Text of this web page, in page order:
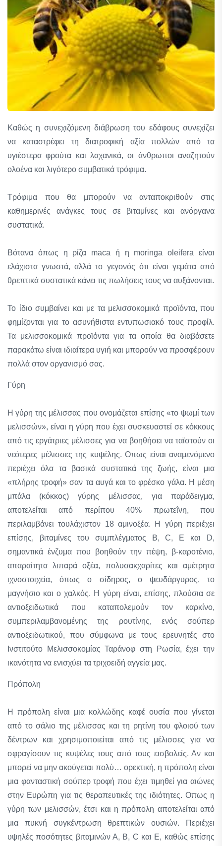
Καθώς η συνεχιζόμενη διάβρωση του εδάφους συνεχίζει
να καταστρέφει τη διατροφική αξία πολλών από τα
υγιέστερα φρούτα και λαχανικά, οι άνθρωποι αναζητούν
ολοένα και λιγότερο συμβατικά τρόφιμα.
Τρόφιμα που θα μπορούν να ανταποκριθούν στις
καθημερινές ανάγκες τους σε βιταμίνες και ανόργανα
συστατικά.
Βότανα όπως η ρίζα maca ή η moringa oleifera είναι
ελάχιστα γνωστά, αλλά το γεγονός ότι είναι γεμάτα από
θρεπτικά συστατικά κάνει τις πωλήσεις τους να αυξάνονται.
Το ίδιο συμβαίνει και με τα μελισσοκομικά προϊόντα, που
φημίζονται για το ασυνήθιστα εντυπωσιακό τους προφίλ.
Τα μελισσοκομικά προϊόντα για τα οποία θα διαβάσετε
παρακάτω είναι ιδιαίτερα υγιή και μπορούν να προσφέρουν
πολλά στον οργανισμό σας.
Γύρη
Η γύρη της μέλισσας που ονομάζεται επίσης «το ψωμί των
μελισσών», είναι η γύρη που έχει συσκευαστεί σε κόκκους
από τις εργάτριες μέλισσες για να βοηθήσει να ταϊστούν οι
νεότερες μέλισσες της κυψέλης. Οπως είναι αναμενόμενο
περιέχει όλα τα βασικά συστατικά της ζωής, είναι μια
«πλήρης τροφή» σαν τα αυγά και το φρέσκο γάλα. Η μέση
μπάλα (κόκκος) γύρης μέλισσας, για παράδειγμα,
αποτελείται από περίπου 40% πρωτεΐνη, που
περιλαμβάνει τουλάχιστον 18 αμινοξέα. Η γύρη περιέχει
επίσης, βιταμίνες του συμπλέγματος Β, C, E και D,
σημαντικά ένζυμα που βοηθούν την πέψη, β-καροτένιο,
απαραίτητα λιπαρά οξέα, πολυσακχαρίτες και αμέτρητα
ιχνοστοιχεία, όπως ο σίδηρος, ο ψευδάργυρος, το
μαγνήσιο και ο χαλκός. Η γύρη είναι, επίσης, πλούσια σε
αντιοξειδωτικά που καταπολεμούν τον καρκίνο,
συμπεριλαμβανομένης της ρουτίνης, ενός σούπερ
αντιοξειδωτικού, που σύμφωνα με τους ερευνητές στο
Ινστιτούτο Μελισσοκομίας Ταράνοφ στη Ρωσία, έχει την
ικανότητα να ενισχύει τα τριχοειδή αγγεία μας.
Πρόπολη
Η πρόπολη είναι μια κολλώδης καφέ ουσία που γίνεται
από το σάλιο της μέλισσας και τη ρητίνη του φλοιού των
δέντρων και χρησιμοποιείται από τις μέλισσες για να
σφραγίσουν τις κυψέλες τους από τους εισβολείς. Αν και
μπορεί να μην ακούγεται πολύ… ορεκτική, η πρόπολη είναι
μια φανταστική σούπερ τροφή που έχει τιμηθεί για αιώνες
στην Ευρώπη για τις θεραπευτικές της ιδιότητες. Οπως η
γύρη των μελισσών, έτσι και η πρόπολη αποτελείται από
μια πυκνή συγκέντρωση θρεπτικών ουσιών. Περιέχει
υψηλές ποσότητες βιταμινών Α, Β, C και Ε, καθώς επίσης